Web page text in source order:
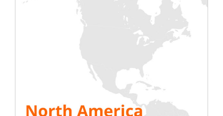
Rentaload oferuje do wynajęcia regały
19″ i 21″
jako uzupełnienie ławek bagażowych. Są one
szybkie i łatwe w montażu. Dzięki nim będziesz
mógł ustawić swój sprzęt wewnątrz szaf
komputerowych w pożądanym miejscu.
Oferujemy również do wypożyczeniawtyczki 1U i
15U, do zatkania różnych „dziur” w Państwa